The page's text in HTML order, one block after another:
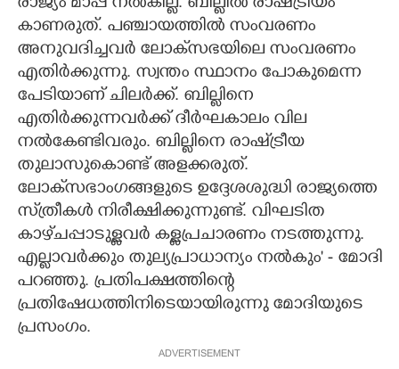
കാണരുത്. പഞ്ചായത്തിൽ സംവരണം
അനുവദിച്ചവർ ലോക്‌സഭയിലെ സംവരണം
എതിർക്കുന്നു. സ്വന്തം സ്ഥാനം പോകുമെന്ന
പേടിയാണ് ചിലർക്ക്. ബില്ലിനെ
എതിർക്കുന്നവർക്ക് ദീർഘകാലം വില
നൽകേണ്ടിവരും. ബില്ലിനെ രാഷ്‌ട്രീയ
തുലാസുകൊണ്ട് അളക്കരുത്.
ലോക്‌സഭാംഗങ്ങളുടെ ഉദ്ദേശശുദ്ധി രാജ്യത്തെ
സ്‌ത്രീകൾ നിരീക്ഷിക്കുന്നുണ്ട്. വിഘടിത
കാഴ്‌ചപ്പാടുള്ളവർ കള്ളപ്രചാരണം നടത്തുന്നു.
എല്ലാവർക്കും തുല്യപ്രാധാന്യം നൽകും' - മോദി
പറഞ്ഞു. പ്രതിപക്ഷത്തിന്റെ
പ്രതിഷേധത്തിനിടെയായിരുന്നു മോദിയുടെ
പ്രസംഗം.
ADVERTISEMENT